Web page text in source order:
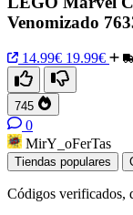
Venomizado
14.99€ 19.99€
745
0
MirY_oFerTas
Tiendas populares
Códigos verificados,